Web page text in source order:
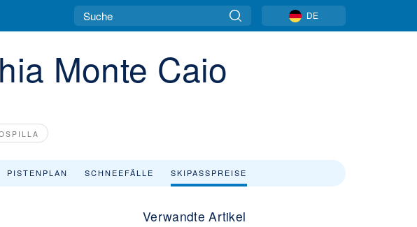
DE
Monte Caio
PISTENPLAN SCHNEEFÄLLE SKIPASSPREISE
Verwandte Artikel